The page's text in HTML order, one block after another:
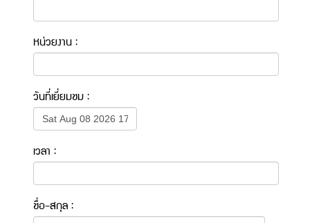
หน่วยงาน :
วันที่เยี่ยมชม :
เวลา :
ชื่อ-สกุล :